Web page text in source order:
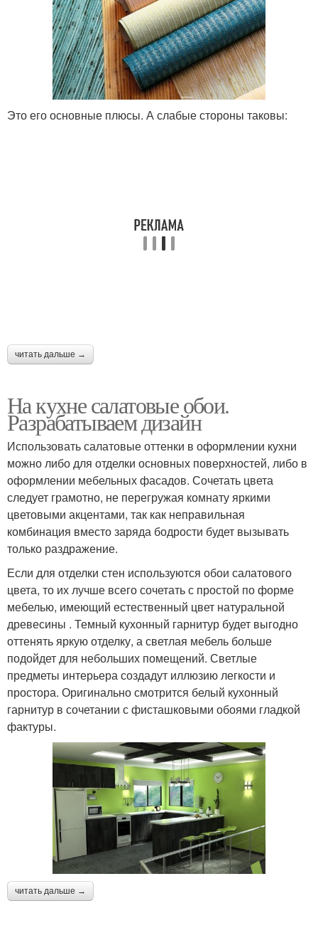
Это его основные плюсы. А слабые стороны таковы:
читать дальше →
На кухне салатовые обои.
Разрабатываем дизайн
Использовать салатовые оттенки в оформлении кухни
можно либо для отделки основных поверхностей, либо в
оформлении мебельных фасадов. Сочетать цвета
следует грамотно, не перегружая комнату яркими
цветовыми акцентами, так как неправильная
комбинация вместо заряда бодрости будет вызывать
только раздражение.
Если для отделки стен используются обои салатового
цвета, то их лучше всего сочетать с простой по форме
мебелью, имеющий естественный цвет натуральной
древесины . Темный кухонный гарнитур будет выгодно
оттенять яркую отделку, а светлая мебель больше
подойдет для небольших помещений. Светлые
предметы интерьера создадут иллюзию легкости и
простора. Оригинально смотрится белый кухонный
гарнитур в сочетании с фисташковыми обоями гладкой
фактуры.
читать дальше →